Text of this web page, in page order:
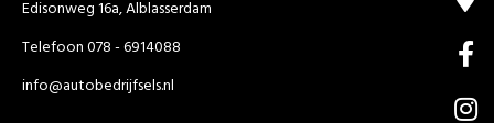
Edisonweg 16a, Alblasserdam
Telefoon 078 - 6914088
info@autobedrijfsels.nl